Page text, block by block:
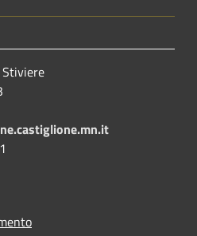
Stiviere